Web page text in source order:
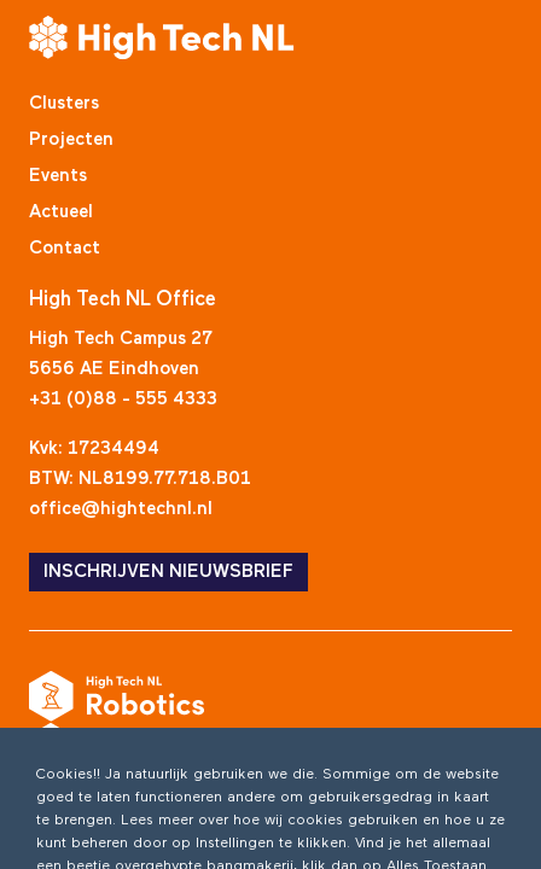
Clusters
Projecten
Events
Actueel
Contact
High Tech NL Office
High Tech Campus 27
5656 AE Eindhoven
+31 (0)88 - 555 4333
Kvk: 17234494
BTW: NL8199.77.718.B01
office@hightechnl.nl
INSCHRIJVEN NIEUWSBRIEF
Cookies!! Ja natuurlijk gebruiken we die. Sommige om de website
goed te laten functioneren andere om gebruikersgedrag in kaart
te brengen. Lees meer over hoe wij cookies gebruiken en hoe u ze
kunt beheren door op Instellingen te klikken. Vind je het allemaal